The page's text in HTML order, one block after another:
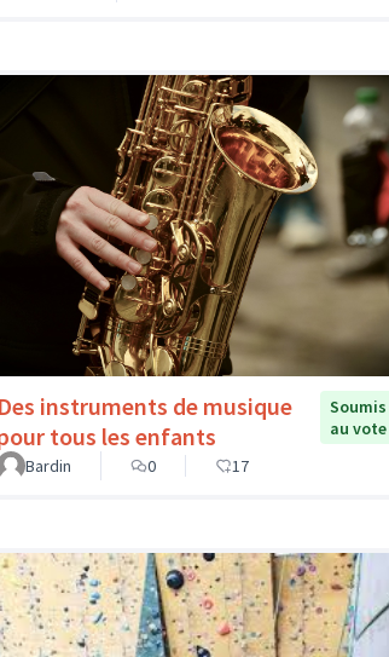
Des instruments de musique
tous les enfants
Soumis
au vote
Bardin
0 17